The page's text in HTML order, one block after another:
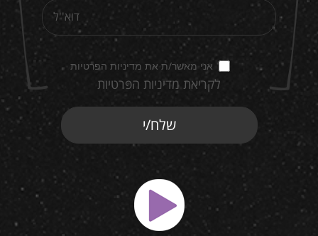
אני מאשר/ת את מדיניות הפרטיות
לקריאת מדיניות הפרטיות